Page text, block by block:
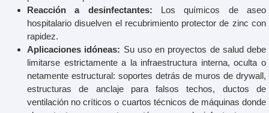
Reacción a desinfectantes: Los químicos de aseo
hospitalario disuelven el recubrimiento protector de zinc con
rapidez.
Aplicaciones idóneas: Su uso en proyectos de salud debe
limitarse estrictamente a la infraestructura interna, oculta o
netamente estructural: soportes detrás de muros de drywall,
estructuras de anclaje para falsos techos, ductos de
ventilación no críticos o cuartos técnicos de máquinas donde